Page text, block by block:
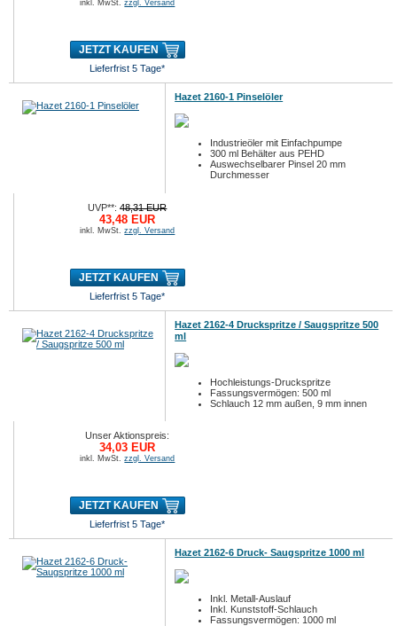
inkl. MwSt.zzgl. Versand
JETZT KAUFEN
Lieferfrist 5 Tage*
Hazet 2160-1 Pinselöler
Industrieöler mit Einfachpumpe
300 ml Behälter aus PEHD
Auswechselbarer Pinsel 20 mm
Durchmesser
UVP**:48,31 EUR
43,48 EUR
inkl. MwSt.zzgl. Versand
JETZT KAUFEN
Lieferfrist 5 Tage*
Hazet 2162-4 Druckspritze / Saugspritze 500
ml
Hochleistungs-Druckspritze
Fassungsvermögen: 500 ml
Schlauch 12 mm außen, 9 mm innen
Unser Aktionspreis:
34,03 EUR
inkl. MwSt.zzgl. Versand
JETZT KAUFEN
Lieferfrist 5 Tage*
Hazet 2162-6 Druck- Saugspritze 1000 ml
Inkl. Metall-Auslauf
Inkl. Kunststoff-Schlauch
Fassungsvermögen: 1000 ml